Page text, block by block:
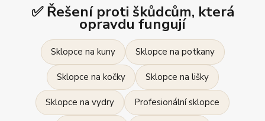
✅ Řešení proti škůdcům, která
opravdu fungují
Sklopce na kuny Sklopce na potkany
Sklopce na kočky Sklopce na lišky
Sklopce na vydry Profesionální sklopce